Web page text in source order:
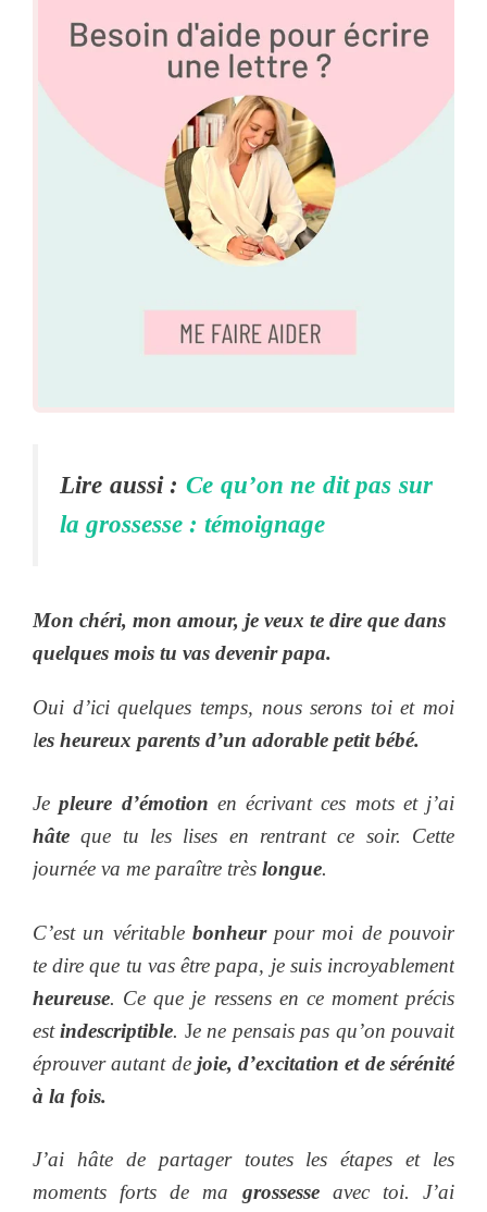
Lire aussi : Ce qu’on ne dit pas sur
la grossesse : témoignage
Mon chéri, mon amour, je veux te dire que dans
quelques mois tu vas devenir papa.
Oui d’ici quelques temps, nous serons toi et moi
les heureux parents d’un adorable petit bébé.
Jepleure d’émotion en écrivant ces mots et j’ai
hâteque tu les lises en rentrant ce soir. Cette
journée va me paraître très longue.
C’est un véritable bonheur pour moi de pouvoir
te dire que tu vas être papa, je suis incroyablement
heureuse. Ce que je ressens en ce moment précis
estindescriptible. Je ne pensais pas qu’on pouvait
éprouver autant de joie, d’excitation et de sérénité
à la fois.
J’ai hâte de partager toutes les étapes et les
moments forts de ma grossesse avec toi. J’ai